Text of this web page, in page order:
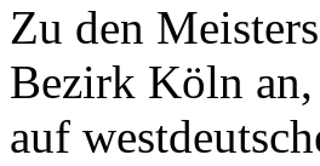
Zu den
Bezirk Köln an,
auf